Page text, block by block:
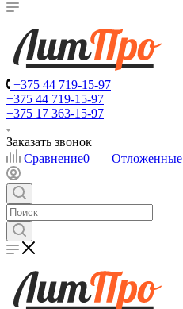
+375 44 719-15-97
+375 44 719-15-97
+375 17 363-15-97
Заказать звонок
Сравнение0 Отложенные